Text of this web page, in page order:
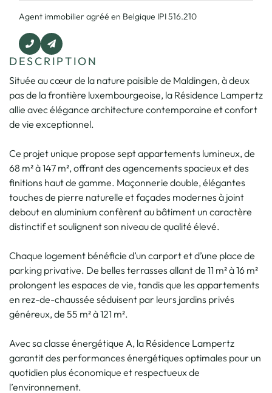
DESCRIPTION
Située au cœur de la nature paisible de Maldingen, à deux
pas de la frontière luxembourgeoise, la Résidence Lampertz
allie avec élégance architecture contemporaine et confort
de vie exceptionnel.
Ce projet unique propose sept appartements lumineux, de
68 m² à 147 m², offrant des agencements spacieux et des
finitions haut de gamme. Maçonnerie double, élégantes
touches de pierre naturelle et façades modernes à joint
debout en aluminium confèrent au bâtiment un caractère
distinctif et soulignent son niveau de qualité élevé.
Chaque logement bénéficie d’un carport et d’une place de
parking privative. De belles terrasses allant de 11 m² à 16 m²
prolongent les espaces de vie, tandis que les appartements
en rez-de-chaussée séduisent par leurs jardins privés
généreux, de 55 m² à 121 m².
Avec sa classe énergétique A, la Résidence Lampertz
garantit des performances énergétiques optimales pour un
quotidien plus économique et respectueux de
l’environnement.
Agent immobilier agréé en Belgique IPI 516.210